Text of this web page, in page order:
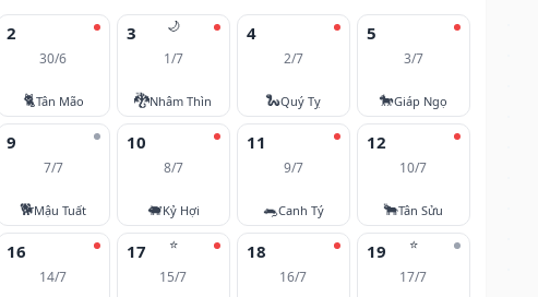
2
30/6
🐈Tân Mão
🌙
3
1/7
🐉Nhâm Thìn
4
2/7
🐍Quý Tỵ
5
3/7
🐎Giáp Ngọ
9
7/7
🐕Mậu Tuất
10
8/7
🐖Kỷ Hợi
11
9/7
🐀Canh Tý
12
10/7
🐂Tân Sửu
16
14/7
⭐
17
15/7
18
16/7
⭐
19
17/7